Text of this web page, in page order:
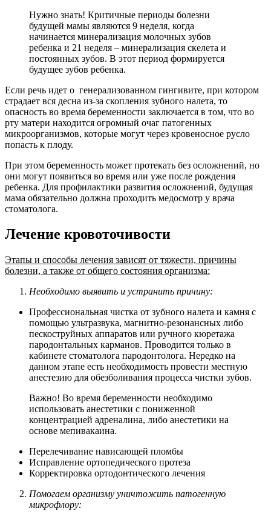
Нужно знать! Критичные периоды болезни
будущей мамы являются 9 неделя, когда
начинается минерализация молочных зубов
ребенка и 21 неделя – минерализация скелета и
постоянных зубов. В этот период формируется
будущее зубов ребенка.
Если речь идет о генерализованном гингивите, при котором
страдает вся десна из-за скопления зубного налета, то
опасность во время беременности заключается в том, что во
рту матери находится огромный очаг патогенных
микроорганизмов, которые могут через кровеносное русло
попасть к плоду.
При этом беременность может протекать без осложнений, но
они могут появиться во время или уже после рождения
ребенка. Для профилактики развития осложнений, будущая
мама обязательно должна проходить медосмотр у врача
стоматолога.
Лечение кровоточивости
Этапы и способы лечения зависят от тяжести, причины
болезни, а также от общего состояния организма:
Необходимо выявить и устранить причину:
Профессиональная чистка от зубного налета и камня с
помощью ультразвука, магнитно-резонансных либо
пескоструйных аппаратов или ручного кюретажа
пародонтальных карманов. Проводится только в
кабинете стоматолога пародонтолога. Нередко на
данном этапе есть необходимость провести местную
анестезию для обезболивания процесса чистки зубов.
Важно! Во время беременности необходимо
использовать анестетики с пониженной
концентрацией адреналина, либо анестетики на
основе мепивакаина.
Перелечивание нависающей пломбы
Исправление ортопедического протеза
Корректировка ортодонтического лечения
Помогаем организму уничтожить патогенную
микрофлору: